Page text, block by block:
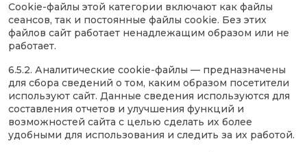
Cookie-файлы этой категории включают как файлы
сеансов, так и постоянные файлы cookie. Без этих
файлов сайт работает ненадлежащим образом или не
работает.
6.5.2. Аналитические cookie-файлы — предназначены
для сбора сведений о том, каким образом посетители
используют сайт. Данные сведения используются для
составления отчетов и улучшения функций и
возможностей сайта с целью сделать их более
удобными для использования и следить за их работой.